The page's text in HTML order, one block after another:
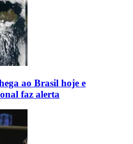
ao Brasil hoje e
faz alerta